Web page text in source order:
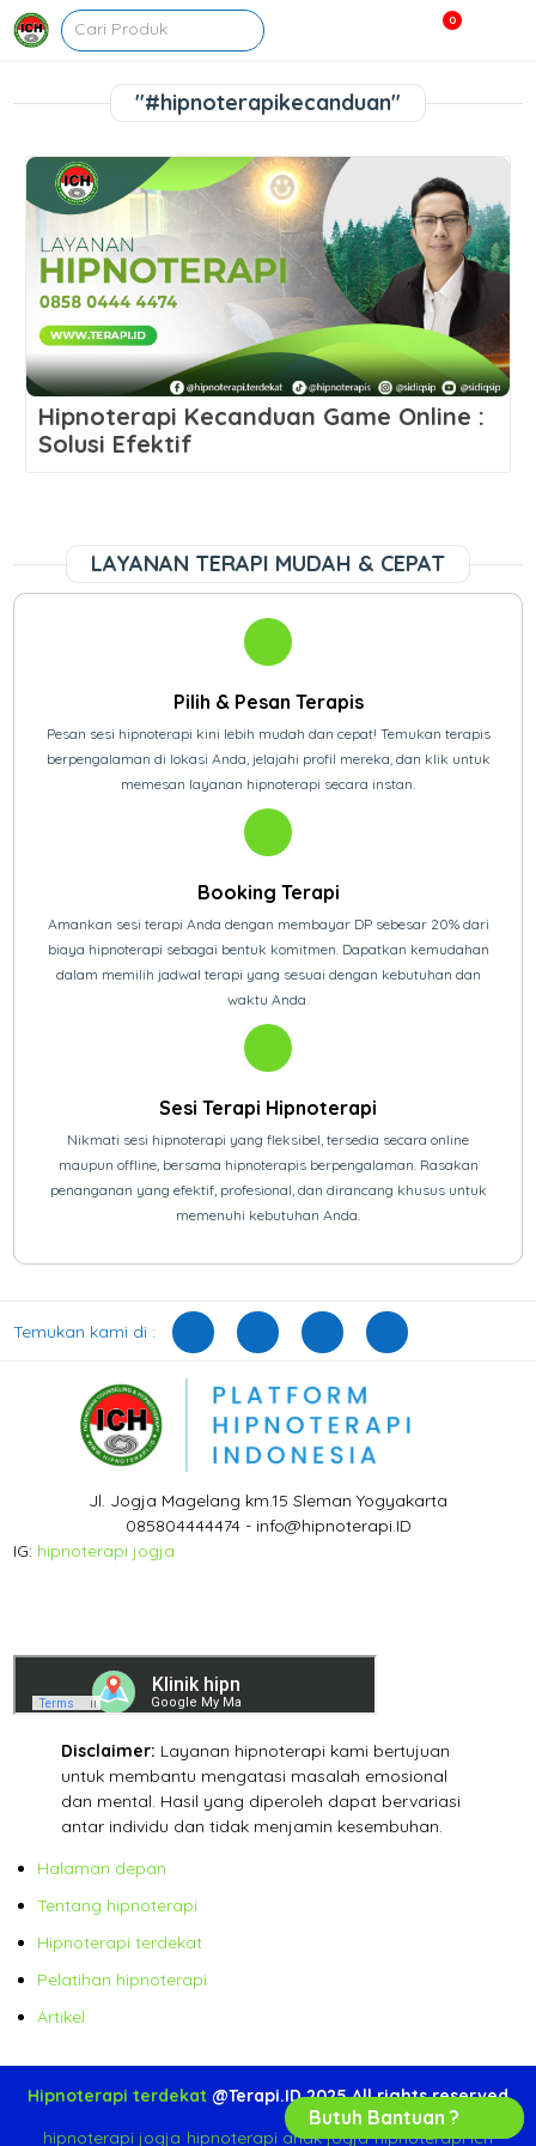
0
"#hipnoterapikecanduan"
Hipnoterapi Kecanduan Game Online :
Solusi Efektif
LAYANAN TERAPI MUDAH & CEPAT
Pilih & Pesan Terapis
Pesan sesi hipnoterapi kini lebih mudah dan cepat! Temukan terapis
berpengalaman di lokasi Anda, jelajahi profil mereka, dan klik untuk
memesan layanan hipnoterapi secara instan.
Booking Terapi
Amankan sesi terapi Anda dengan membayar DP sebesar 20% dari
biaya hipnoterapi sebagai bentuk komitmen. Dapatkan kemudahan
dalam memilih jadwal terapi yang sesuai dengan kebutuhan dan
waktu Anda.
Sesi Terapi Hipnoterapi
Nikmati sesi hipnoterapi yang fleksibel, tersedia secara online
maupun offline, bersama hipnoterapis berpengalaman. Rasakan
penanganan yang efektif, profesional, dan dirancang khusus untuk
memenuhi kebutuhan Anda.
Temukan kami di :
Jl. Jogja Magelang km.15 Sleman Yogyakarta
085804444474 - info@hipnoterapi.ID
IG: hipnoterapi jogja
Disclaimer: Layanan hipnoterapi kami bertujuan
untuk membantu mengatasi masalah emosional
dan mental. Hasil yang diperoleh dapat bervariasi
antar individu dan tidak menjamin kesembuhan.
Halaman depan
Tentang hipnoterapi
Hipnoterapi terdekat
Pelatihan hipnoterapi
Artikel
Hipnoterapi terdekat @Terapi.ID 2025 All rights reserved
hipnoterapi jogja-hipnoterapi anak jogja-hipnoterapi ich
Butuh Bantuan ?